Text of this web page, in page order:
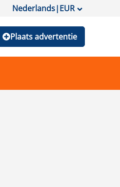
Nederlands|EUR
Plaats advertentie